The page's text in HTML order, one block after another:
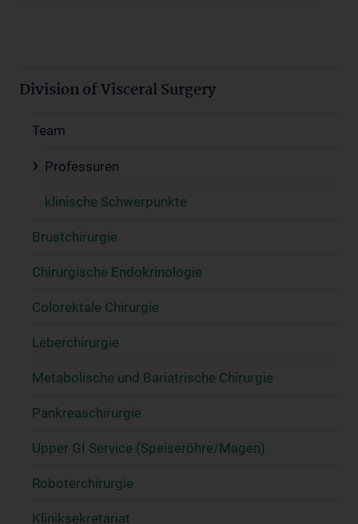
Division of Visceral Surgery
Team
Professuren
klinische Schwerpunkte
Brustchirurgie
Chirurgische Endokrinologie
Colorektale Chirurgie
Leberchirurgie
Metabolische und Bariatrische Chirurgie
Pankreaschirurgie
Upper GI Service (Speiseröhre/Magen)
Roboterchirurgie
Kliniksekretariat